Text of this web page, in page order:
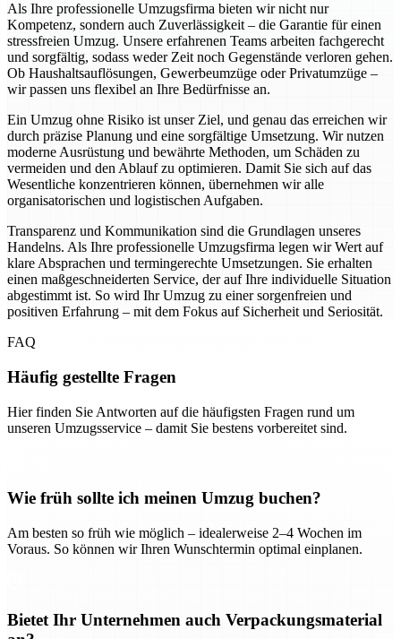
Als Ihre professionelle Umzugsfirma bieten wir nicht nur
Kompetenz, sondern auch Zuverlässigkeit – die Garantie für einen
stressfreien Umzug. Unsere erfahrenen Teams arbeiten fachgerecht
und sorgfältig, sodass weder Zeit noch Gegenstände verloren gehen.
Ob Haushaltsauflösungen, Gewerbeumzüge oder Privatumzüge –
wir passen uns flexibel an Ihre Bedürfnisse an.
Ein Umzug ohne Risiko ist unser Ziel, und genau das erreichen wir
durch präzise Planung und eine sorgfältige Umsetzung. Wir nutzen
moderne Ausrüstung und bewährte Methoden, um Schäden zu
vermeiden und den Ablauf zu optimieren. Damit Sie sich auf das
Wesentliche konzentrieren können, übernehmen wir alle
organisatorischen und logistischen Aufgaben.
Transparenz und Kommunikation sind die Grundlagen unseres
Handelns. Als Ihre professionelle Umzugsfirma legen wir Wert auf
klare Absprachen und termingerechte Umsetzungen. Sie erhalten
einen maßgeschneiderten Service, der auf Ihre individuelle Situation
abgestimmt ist. So wird Ihr Umzug zu einer sorgenfreien und
positiven Erfahrung – mit dem Fokus auf Sicherheit und Seriosität.
FAQ
Häufig gestellte Fragen
Hier finden Sie Antworten auf die häufigsten Fragen rund um
unseren Umzugsservice – damit Sie bestens vorbereitet sind.
Wie früh sollte ich meinen Umzug buchen?
Am besten so früh wie möglich – idealerweise 2–4 Wochen im
Voraus. So können wir Ihren Wunschtermin optimal einplanen.
Bietet Ihr Unternehmen auch Verpackungsmaterial